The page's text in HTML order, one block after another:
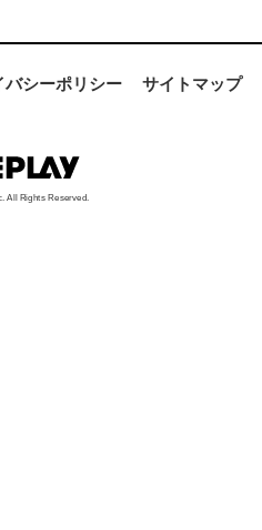
バシーポリシー サイトマップ
All Rights Reserved.